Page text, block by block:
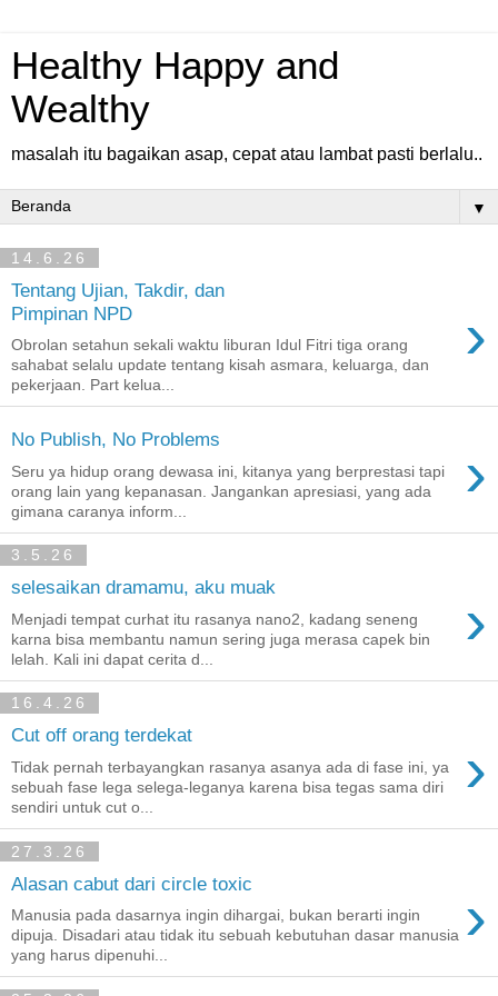
Healthy Happy and
Wealthy
masalah itu bagaikan asap, cepat atau lambat pasti berlalu..
▼
14.6.26
Tentang Ujian, Takdir, dan
Pimpinan NPD
›
Obrolan setahun sekali waktu liburan Idul Fitri tiga orang
sahabat selalu update tentang kisah asmara, keluarga, dan
pekerjaan. Part kelua...
No Publish, No Problems ›
Seru ya hidup orang dewasa ini, kitanya yang berprestasi tapi
orang lain yang kepanasan. Jangankan apresiasi, yang ada
gimana caranya inform...
3.5.26
selesaikan dramamu, aku muak ›
Menjadi tempat curhat itu rasanya nano2, kadang seneng
karna bisa membantu namun sering juga merasa capek bin
lelah. Kali ini dapat cerita d...
16.4.26
Cut off orang terdekat ›
Tidak pernah terbayangkan rasanya asanya ada di fase ini, ya
sebuah fase lega selega-leganya karena bisa tegas sama diri
sendiri untuk cut o...
27.3.26
Alasan cabut dari circle toxic ›
Manusia pada dasarnya ingin dihargai, bukan berarti ingin
dipuja. Disadari atau tidak itu sebuah kebutuhan dasar manusia
yang harus dipenuhi...